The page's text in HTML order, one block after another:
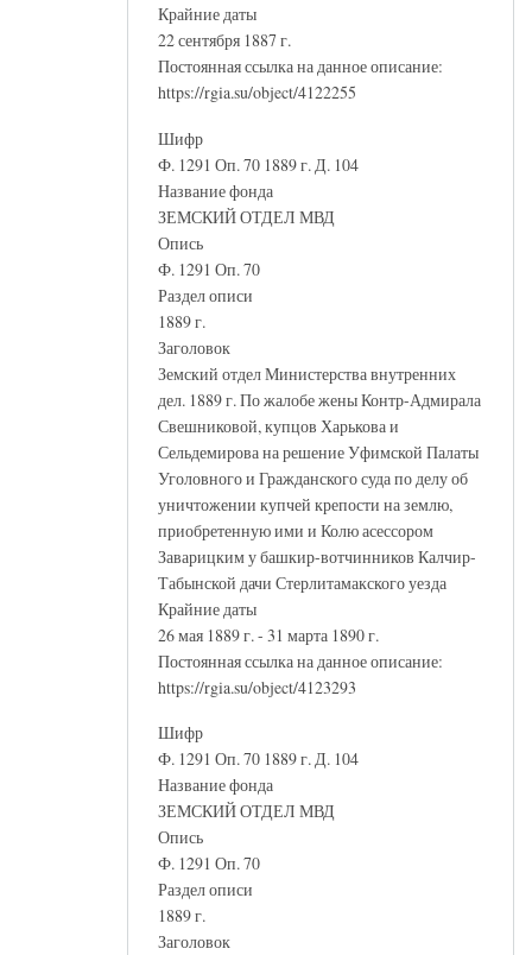
Крайние даты
22 сентября 1887 г.
Постоянная ссылка на данное описание:
https://rgia.su/object/4122255
Шифр
Ф. 1291 Оп. 70 1889 г. Д. 104
Название фонда
ЗЕМСКИЙ ОТДЕЛ МВД
Опись
Ф. 1291 Оп. 70
Раздел описи
1889 г.
Заголовок
Земский отдел Министерства внутренних
дел. 1889 г. По жалобе жены Контр-Адмирала
Свешниковой, купцов Харькова и
Сельдемирова на решение Уфимской Палаты
Уголовного и Гражданского суда по делу об
уничтожении купчей крепости на землю,
приобретенную ими и Колю асессором
Заварицким у башкир-вотчинников Калчир-
Табынской дачи Стерлитамакского уезда
Крайние даты
26 мая 1889 г. - 31 марта 1890 г.
Постоянная ссылка на данное описание:
https://rgia.su/object/4123293
Шифр
Ф. 1291 Оп. 70 1889 г. Д. 104
Название фонда
ЗЕМСКИЙ ОТДЕЛ МВД
Опись
Ф. 1291 Оп. 70
Раздел описи
1889 г.
Заголовок